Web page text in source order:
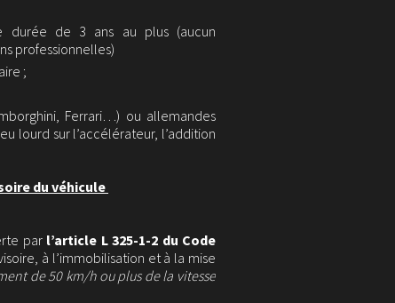
durée de 3 ans au plus (aucun
professionnelles)
;
Ferrari…) ou allemandes
lourd sur l’accélérateur, l’addition
du véhicule
par l’article L 325-1-2 du Code
à l’immobilisation et à la mise
de 50 km/h ou plus de la vitesse